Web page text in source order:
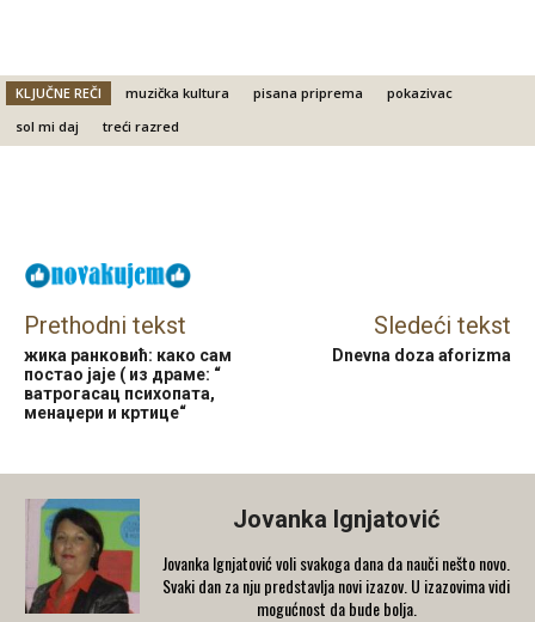
KLJUČNE REČI muzička kultura pisana priprema
pokazivac
sol mi daj
treći razred
Prethodni tekst
жика ранковић: како сам
постао јаје ( из драме: “
ватрогасац психопата,
менаџери и кртице“
Sledeći tekst
Dnevna doza aforizma
Jovanka Ignjatović
Jovanka Ignjatović voli svakoga dana da nauči nešto novo.
Svaki dan za nju predstavlja novi izazov. U izazovima vidi
mogućnost da bude bolja.